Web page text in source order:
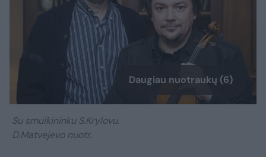
Daugiau nuotraukų (6)
Su smuikininku S.Krylovu.
D.Matvejevo nuotr.